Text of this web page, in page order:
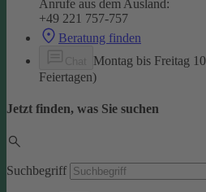
Anrufe aus dem Ausland:
+49 221 757-757
Beratung finden
Montag bis Freitag
Feiertagen)
Jetzt finden, was Sie suchen
Suchbegriff